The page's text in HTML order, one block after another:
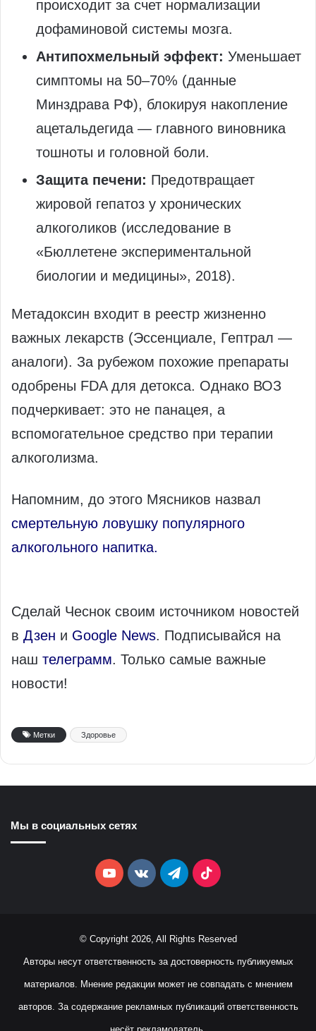
происходит за счет нормализации
дофаминовой системы мозга.
Антипохмельный эффект: Уменьшает
симптомы на 50–70% (данные
Минздрава РФ), блокируя накопление
ацетальдегида — главного виновника
тошноты и головной боли.
Защита печени: Предотвращает
жировой гепатоз у хронических
алкоголиков (исследование в
«Бюллетене экспериментальной
биологии и медицины», 2018).
Метадоксин входит в реестр жизненно
важных лекарств (Эссенциале, Гептрал —
аналоги). За рубежом похожие препараты
одобрены FDA для детокса. Однако ВОЗ
подчеркивает: это не панацея, а
вспомогательное средство при терапии
алкоголизма.
Напомним, до этого Мясников назвал
смертельную ловушку популярного
алкогольного напитка.
Сделай Чеснок своим источником новостей
в Дзен и Google News. Подписывайся на
наш телеграмм. Только самые важные
новости!
Метки Здоровье
Мы в социальных сетях
YouTubevk.comTelegramTikTok
© Copyright 2026, All Rights Reserved
Авторы несут ответственность за достоверность публикуемых
материалов. Мнение редакции может не совпадать с мнением
авторов. За содержание рекламных публикаций ответственность